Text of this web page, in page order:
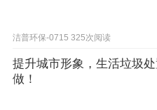
洁普环保-0715 325次阅读
提升城市形象，生活垃圾
做！